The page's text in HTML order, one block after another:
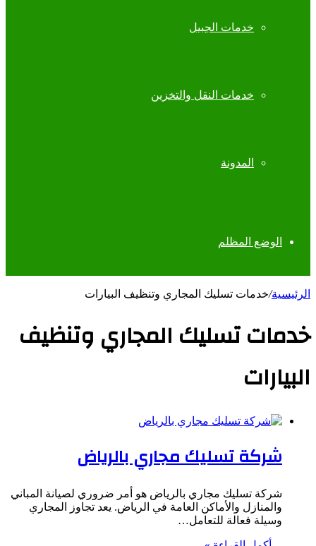
خدمات الجبيل
خدمات النقل والتخزين
المدونة
الوضع المظلم
الرئيسية/خدمات تسليك المجاري وتنظيف البيارات
خدمات تسليك المجاري وتنظيف
البيارات
شركة تسليك مجاري بالرياض
شركة تسليك مجاري بالرياض هو أمر ضروري لصيانة المباني
والمنازل والأماكن العامة في الرياض. يعد تجاوز المجاري
وسيلة فعالة للتعامل…